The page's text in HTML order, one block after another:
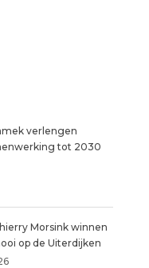
verlengen
tot 2030
Morsink winnen
op de Uiterdijken